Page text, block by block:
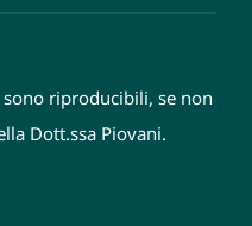
riproducibili, se non
Dott.ssa Piovani.